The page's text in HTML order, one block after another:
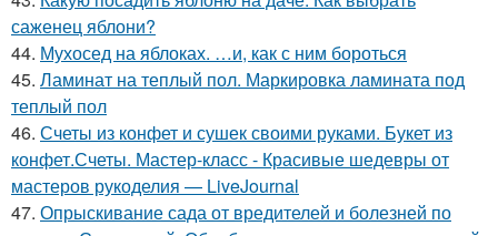
саженец яблони?
44. Мухосед на яблоках. …и, как с ним бороться
45. Ламинат на теплый пол. Маркировка ламината под
теплый пол
46. Счеты из конфет и сушек своими руками. Букет из
конфет.Счеты. Мастер-класс - Красивые шедевры от
мастеров рукоделия — LiveJournal
47. Опрыскивание сада от вредителей и болезней по